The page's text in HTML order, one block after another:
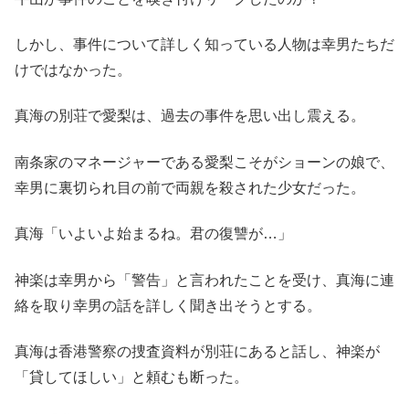
しかし、事件について詳しく知っている人物は幸男たちだ
けではなかった。
真海の別荘で愛梨は、過去の事件を思い出し震える。
南条家のマネージャーである愛梨こそがショーンの娘で、
幸男に裏切られ目の前で両親を殺された少女だった。
真海「いよいよ始まるね。君の復讐が…」
神楽は幸男から「警告」と言われたことを受け、真海に連
絡を取り幸男の話を詳しく聞き出そうとする。
真海は香港警察の捜査資料が別荘にあると話し、神楽が
「貸してほしい」と頼むも断った。